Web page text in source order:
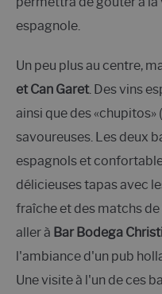
espagnole.
Un peu plus au centre,
et Can Garet. Des vins
ainsi que des
savoureuses. Les deux
espagnols et
délicieuses tapas avec
fraîche et des matchs
aller à Bar Bodega
l'ambiance d'un pub
Une visite à l'un de ces